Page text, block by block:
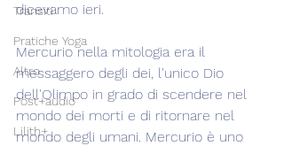
Transiti
Pratiche Yoga
Altro
Post+audio
Lilith+
dicevamo ieri.
Mercurio nella mitologia era il
messaggero degli dei, l'unico Dio
dell'Olimpo in grado di scendere nel
mondo dei morti e di ritornare nel
mondo degli umani. Mercurio è uno